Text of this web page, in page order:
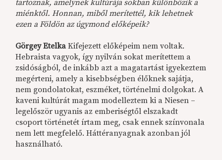
tartoznak, amelynek kultúrája sokban különbözik a
miénktől. Honnan, miből merítettél, kik lehetnek
ezen a Földön az úgymond előképeik?
Görgey Etelka Kifejezett előképeim nem voltak.
Hebraista vagyok, így nyilván sokat merítettem a
zsidóságból, de inkább azt a magatartást igyekeztem
megérteni, amely a kisebbségben élőknek sajátja,
nem gondolatokat, eszméket, történelmi dolgokat. A
kaveni kultúrát magam modelleztem ki a Niesen –
legelőször ugyanis az emberiségtől elszakadt
csoport történetét írtam meg, csak ennek színvonala
nem lett megfelelő. Háttéranyagnak azonban jól
használható.